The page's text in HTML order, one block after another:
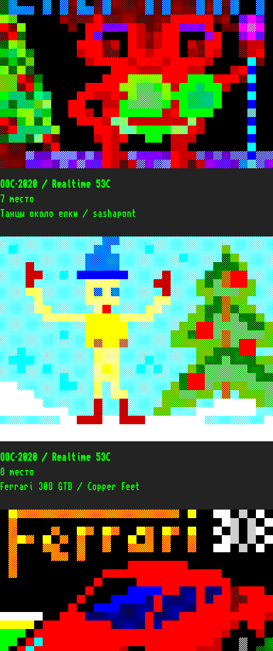
OOC’2020 / Realtime 53C
7 место
Танцы около елки / sashapont
OOC’2020 / Realtime 53C
8 место
Ferrari 308 GTB / Copper Feet